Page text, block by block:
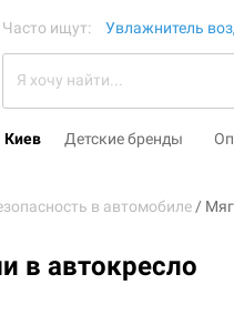
Часто ищут: Увлажнитель
Киев Детские бренды
в автомобиле
в автокресло